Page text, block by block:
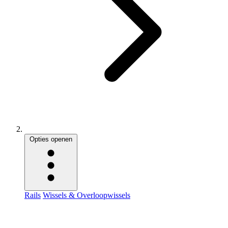
Opties openen
Rails Wissels & Overloopwissels